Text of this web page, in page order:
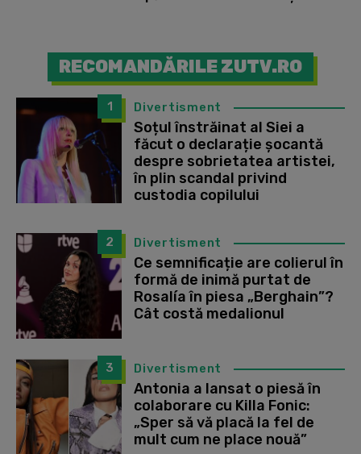
RECOMANDĂRILE ZUTV.RO
1 Divertisment
Soțul înstrăinat al Siei a
făcut o declarație șocantă
despre sobrietatea artistei,
în plin scandal privind
custodia copilului
2 Divertisment
Ce semnificație are colierul în
formă de inimă purtat de
Rosalía în piesa „Berghain”?
Cât costă medalionul
3 Divertisment
Antonia a lansat o piesă în
colaborare cu Killa Fonic:
„Sper să vă placă la fel de
mult cum ne place nouă”